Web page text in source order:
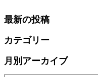
最新の投稿
カテゴリー
月別アーカイブ